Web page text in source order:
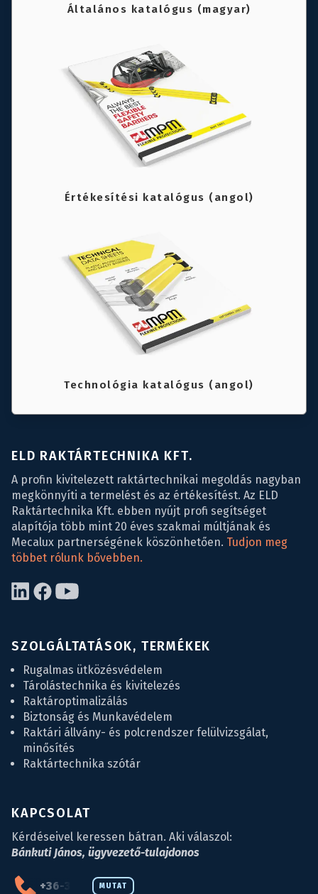
Általános katalógus (magyar)
Értékesítési katalógus (angol)
Technológia katalógus (angol)
ELD RAKTÁRTECHNIKA KFT.
A profin kivitelezett raktártechnikai megoldás nagyban
megkönnyíti a termelést és az értékesítést. Az ELD
Raktártechnika Kft. ebben nyújt profi segítséget
alapítója több mint 20 éves szakmai múltjának és
Mecalux partnerségének köszönhetően. Tudjon meg
többet rólunk bővebben.
SZOLGÁLTATÁSOK, TERMÉKEK
Rugalmas ütközésvédelem
Tárolástechnika és kivitelezés
Raktároptimalizálás
Biztonság és Munkavédelem
Raktári állvány- és polcrendszer felülvizsgálat,
minősítés
Raktártechnika szótár
KAPCSOLAT
Kérdéseivel keressen bátran. Aki válaszol:
Bánkuti János, ügyvezető-tulajdonos
MUTAT
+36-34-590-027